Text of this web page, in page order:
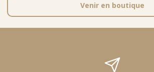
Venir en boutique